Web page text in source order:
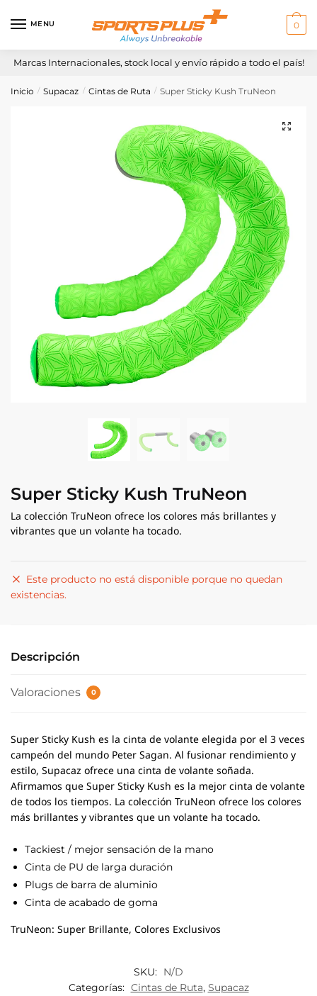
MENU 0
Marcas Internacionales, stock local y envío rápido a todo el país!
Inicio / Supacaz / Cintas de Ruta / Super Sticky Kush TruNeon
Super Sticky Kush TruNeon
La colección TruNeon ofrece los colores más brillantes y
vibrantes que un volante ha tocado.
Este producto no está disponible porque no quedan
existencias.
Descripción
Valoraciones 0
Super Sticky Kush es la cinta de volante elegida por el 3 veces
campeón del mundo Peter Sagan. Al fusionar rendimiento y
estilo, Supacaz ofrece una cinta de volante soñada.
Afirmamos que Super Sticky Kush es la mejor cinta de volante
de todos los tiempos. La colección TruNeon ofrece los colores
más brillantes y vibrantes que un volante ha tocado.
Tackiest / mejor sensación de la mano
Cinta de PU de larga duración
Plugs de barra de aluminio
Cinta de acabado de goma
TruNeon: Super Brillante, Colores Exclusivos
SKU: N/D
Categorías: Cintas de Ruta, Supacaz